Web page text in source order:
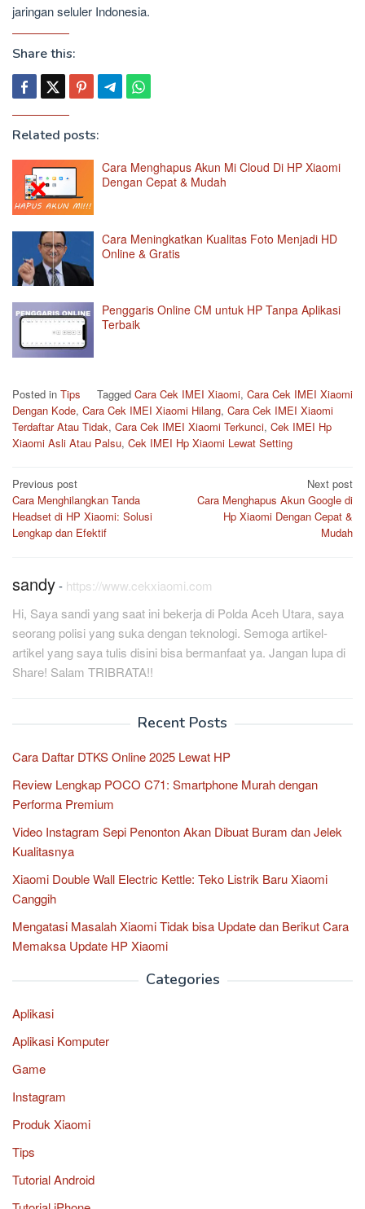
jaringan seluler Indonesia.
Share this:
Related posts:
Cara Menghapus Akun Mi Cloud Di HP Xiaomi
Dengan Cepat & Mudah
Cara Meningkatkan Kualitas Foto Menjadi HD
Online & Gratis
Penggaris Online CM untuk HP Tanpa Aplikasi
Terbaik
Posted in Tips Tagged Cara Cek IMEI Xiaomi, Cara Cek IMEI Xiaomi
Dengan Kode, Cara Cek IMEI Xiaomi Hilang, Cara Cek IMEI Xiaomi
Terdaftar Atau Tidak, Cara Cek IMEI Xiaomi Terkunci, Cek IMEI Hp
Xiaomi Asli Atau Palsu, Cek IMEI Hp Xiaomi Lewat Setting
Post
navigation
Previous post
Cara Menghilangkan Tanda
Headset di HP Xiaomi: Solusi
Lengkap dan Efektif
Next post
Cara Menghapus Akun Google di
Hp Xiaomi Dengan Cepat &
Mudah
sandy- https://www.cekxiaomi.com
Hi, Saya sandi yang saat ini bekerja di Polda Aceh Utara, saya
seorang polisi yang suka dengan teknologi. Semoga artikel-
artikel yang saya tulis disini bisa bermanfaat ya. Jangan lupa di
Share! Salam TRIBRATA!!
Recent Posts
Cara Daftar DTKS Online 2025 Lewat HP
Review Lengkap POCO C71: Smartphone Murah dengan
Performa Premium
Video Instagram Sepi Penonton Akan Dibuat Buram dan Jelek
Kualitasnya
Xiaomi Double Wall Electric Kettle: Teko Listrik Baru Xiaomi
Canggih
Mengatasi Masalah Xiaomi Tidak bisa Update dan Berikut Cara
Memaksa Update HP Xiaomi
Categories
Aplikasi
Aplikasi Komputer
Game
Instagram
Produk Xiaomi
Tips
Tutorial Android